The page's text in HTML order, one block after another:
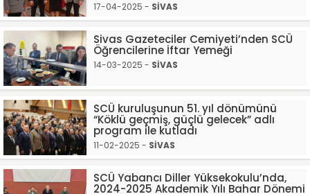
17-04-2025 - SİVAS
Sivas Gazeteciler Cemiyeti’nden SCÜ
Öğrencilerine İftar Yemeği
14-03-2025 - SİVAS
SCÜ kuruluşunun 51. yıl dönümünü
“Köklü geçmiş, güçlü gelecek” adlı
program ile kutladı
11-02-2025 - SİVAS
SCÜ Yabancı Diller Yüksekokulu’nda,
2024-2025 Akademik Yılı Bahar Dönemi